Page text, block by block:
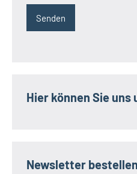
Hier können Sie
Newsletter bestellen